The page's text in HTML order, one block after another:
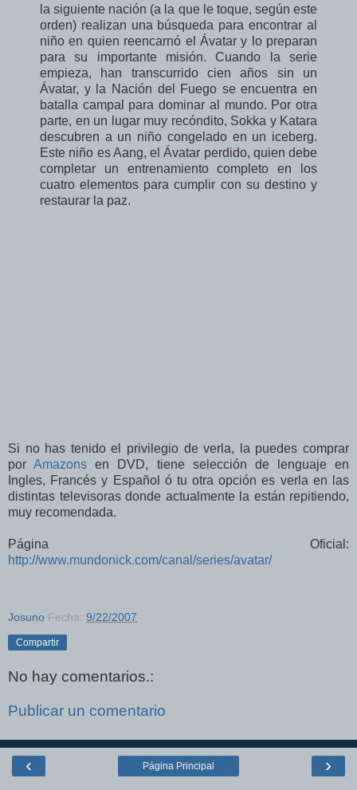
la siguiente nación (a la que le toque, según este
orden) realizan una búsqueda para encontrar al
niño en quien reencarnó el Ávatar y lo preparan
para su importante misión. Cuando la serie
empieza, han transcurrido cien años sin un
Ávatar, y la Nación del Fuego se encuentra en
batalla campal para dominar al mundo. Por otra
parte, en un lugar muy recóndito, Sokka y Katara
descubren a un niño congelado en un iceberg.
Este niño es Aang, el Ávatar perdido, quien debe
completar un entrenamiento completo en los
cuatro elementos para cumplir con su destino y
restaurar la paz.
Si no has tenido el privilegio de verla, la puedes comprar
porAmazons en DVD, tiene selección de lenguaje en
Ingles, Francés y Español ó tu otra opción es verla en las
distintas televisoras donde actualmente la están repitiendo,
muy recomendada.
Página Oficial:
http://www.mundonick.com/canal/series/avatar/
Josuno Fecha: 9/22/2007
Compartir
No hay comentarios.:
Publicar un comentario
‹ ›
Página Principal